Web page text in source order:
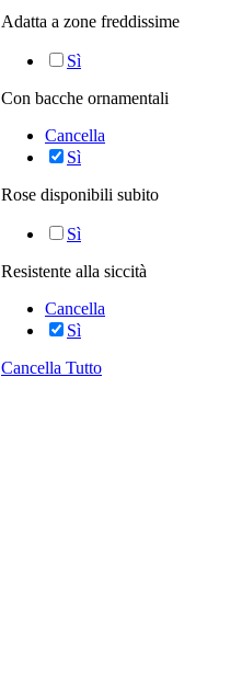
Adatta a zone freddissime
Sì
Con bacche ornamentali
Cancella
Sì
Rose disponibili subito
Sì
Resistente alla siccità
Cancella
Sì
Cancella Tutto